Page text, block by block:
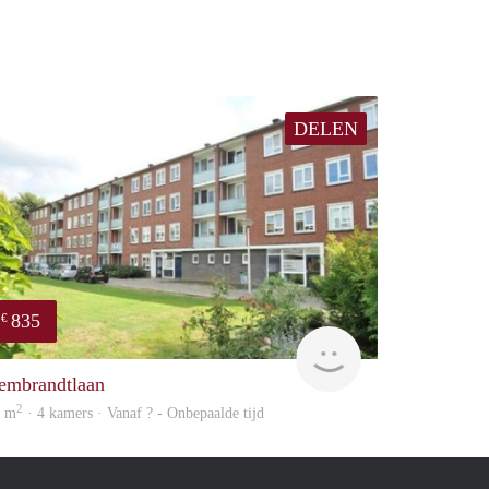
DELEN
€ 835
finder
m2 · 4 kamers · Vanaf ? - Onbepaalde tijd